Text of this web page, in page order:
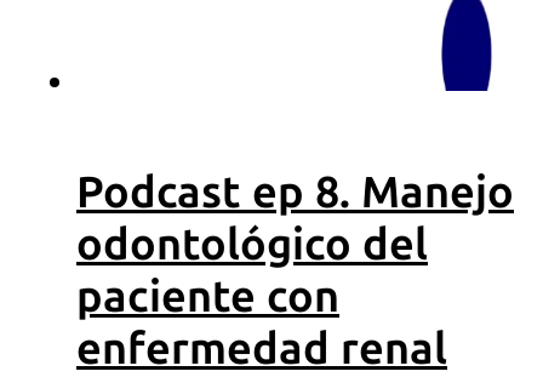
Podcast ep 8. Manejo
odontológico del
paciente con
enfermedad renal